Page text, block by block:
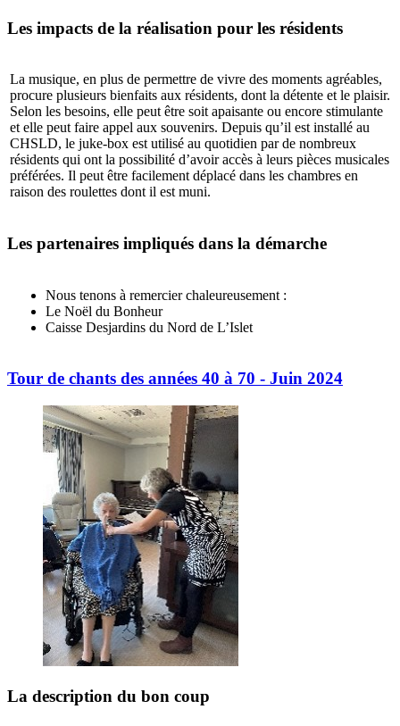
Les impacts de la réalisation pour les résidents
La musique, en plus de permettre de vivre des moments agréables,
procure plusieurs bienfaits aux résidents, dont la détente et le plaisir.
Selon les besoins, elle peut être soit apaisante ou encore stimulante
et elle peut faire appel aux souvenirs. Depuis qu’il est installé au
CHSLD, le juke-box est utilisé au quotidien par de nombreux
résidents qui ont la possibilité d’avoir accès à leurs pièces musicales
préférées. Il peut être facilement déplacé dans les chambres en
raison des roulettes dont il est muni.
Les partenaires impliqués dans la démarche
Nous tenons à remercier chaleureusement :
Le Noël du Bonheur
Caisse Desjardins du Nord de L’Islet
Tour de chants des années 40 à 70 - Juin 2024
La description du bon coup